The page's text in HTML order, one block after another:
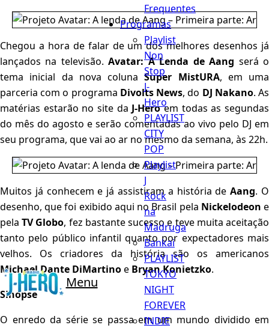
Menu
Frequentes
Programas
Playlist
Non
Stop
J-
Hero
PLAYLIST
CITY
POP
Playlist
J
Rock
na
Madruga
Bankai
PLAYLIST
TOKYO
NIGHT
FOREVER
INDIE
Chegou a hora de falar de um dos melhores desenhos já
lançados na televisão. Avatar: A Lenda de Aang será o
tema inicial da nova colunaSuper MistURA, em uma
parceria com o programa Divolts News, do DJ Nakano. As
matérias estarão no site da J-Heroem todas as segundas
do mês do agosto e serão comentadas ao vivo pelo DJ em
seu programa, que vai ao ar no mesmo da semana, às 22h.
Muitos já conhecem e já assistiram a história deAang. O
desenho, que foi exibido aqui no Brasil pela Nickelodeone
pelaTV Globo, fez bastante sucesso e teve muita aceitação
tanto pelo público infantil quanto por expectadores mais
velhos. Os criadores da história são os americanos
Michael Dante DiMartinoe Bryan Konietzko.
Sinopse
O enredo da série se passa em um mundo dividido em